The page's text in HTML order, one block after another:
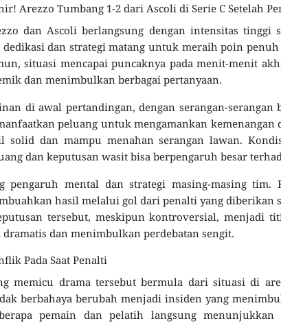
Arezzo Tumbang 1-2 dari Ascoli di Serie C Setelah
dan Ascoli berlangsung dengan intensitas tinggi
dan strategi matang untuk meraih poin
situasi mencapai puncaknya pada menit-menit
dan menimbulkan berbagai pertanyaan.
di awal pertandingan, dengan serangan-serangan
peluang untuk mengamankan kemenangan
solid dan mampu menahan serangan lawan.
dan keputusan wasit bisa berpengaruh besar
mental dan strategi masing-masing tim.
hasil melalui gol dari penalti yang diberikan
tersebut, meskipun kontroversial, menjadi
dan menimbulkan perdebatan sengit.
Pada Saat Penalti
memicu drama tersebut bermula dari situasi di
berbahaya berubah menjadi insiden yang
pemain dan pelatih langsung menunjukkan